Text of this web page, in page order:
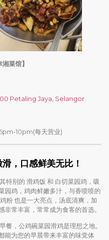
菜馆】
Petaling Jaya, Selangor
10pm(每天营业)
，口感鲜美无比！
特别的 滑鸡饭 和 白切菜园鸡，吸
园鸡，鸡肉鲜嫩多汁，与香喷喷的
粉 也是一大亮点，汤底清爽，加
非常丰富，常常成为食客的首选。
餐，公鸡碗菜园滑鸡是理想之地。
能为您的早晨带来丰富的味觉体